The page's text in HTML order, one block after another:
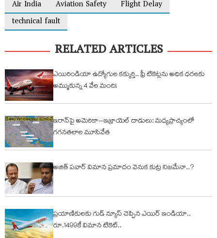
Air India
Aviation Safety
Flight Delay
technical fault
RELATED ARTICLES
ఎయిరిండియా ఉద్యోగుల కక్కుర్తి.. ఫ్రీ టికెట్లను అధిక ధరలకు
అమ్ముకున్న 4 వేల మంది!
ఇరాన్‌పై అమెరికా–ఇజ్రాయెల్ దాడులు: మధ్యప్రాచ్యంలో
గగనతలాల మూసివేత
అజిత్ పవార్ విమాన ప్రమాదం వెనుక కుట్ర నిజమేనా..?
ప్ర‌యాణికుల‌కు గుడ్ న్యూస్ చెప్పిన ఎయిర్ ఇండియా..
రూ.1499కే విమాన టికెట్‌..